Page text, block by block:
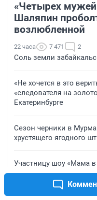
«Четырех мужей
Шаляпин
возлюбленной
22 часа 7 471 2
Соль земли
«Не хочется в это
«следователя на
Екатеринбурге
Сезон черники в
хрустящего ягодного
Участницу шоу «Мама в
в домогательствах к